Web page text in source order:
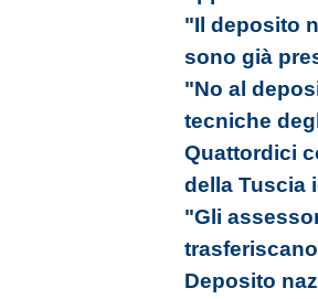
"Il deposito
sono già
"No al
tecniche
Quattordici
della Tuscia
"Gli
Deposito